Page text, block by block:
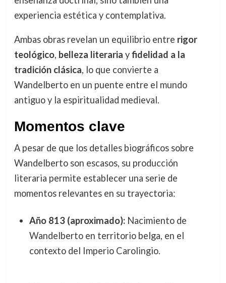
experiencia estética y contemplativa.
Ambas obras revelan un equilibrio entre rigor
teológico, belleza literaria yfidelidad a la
tradición clásica, lo que convierte a
Wandelberto en un puente entre el mundo
antiguo y la espiritualidad medieval.
Momentos clave
A pesar de que los detalles biográficos sobre
Wandelberto son escasos, su producción
literaria permite establecer una serie de
momentos relevantes en su trayectoria:
Año 813 (aproximado):Nacimiento de
Wandelberto en territorio belga, en el
contexto del Imperio Carolingio.